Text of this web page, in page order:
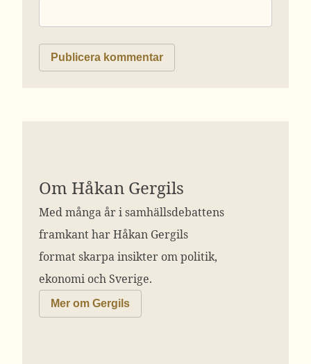
Om Håkan Gergils
Med många år i samhällsdebattens
framkant har Håkan Gergils
format skarpa insikter om politik,
ekonomi och Sverige.
Mer om Gergils